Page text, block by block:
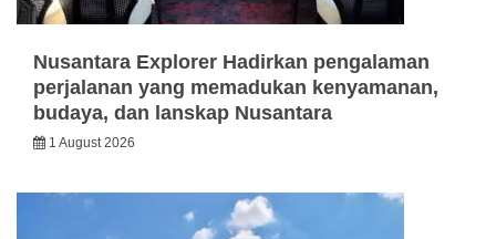
Nusantara Explorer Hadirkan pengalaman
perjalanan yang memadukan kenyamanan,
budaya, dan lanskap Nusantara
1 August 2026